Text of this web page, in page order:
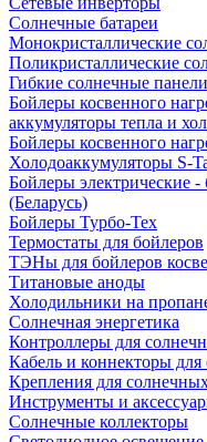
Солнечные батареи
Монокристаллические
Поликристаллические
Гибкие солнечные панели
Бойлеры косвенного
аккумуляторы тепла и
Бойлеры косвенного
Холодоаккумуляторы S-
Бойлеры электрические -
(Беларусь)
Бойлеры Турбо-Тех
Термостаты для бойлеров
ТЭНы для бойлеров
Титановые аноды
Холодильники на
Солнечная энергетика
Контроллеры для
Кабель и коннекторы для
Крепления для
Инструменты и
Солнечные коллекторы